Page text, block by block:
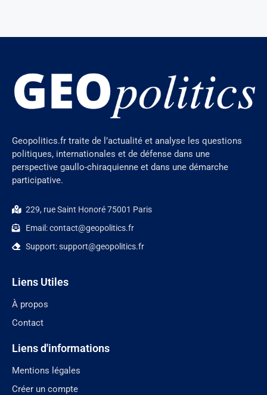
Geopolitics.fr traite de l’actualité et analyse les questions
politiques, internationales et de défense dans une
perspective gaullo-chiraquienne et dans une démarche
participative.
229, rue Saint Honoré 75001 Paris
Email: contact@geopolitics.fr
Support: support@geopolitics.fr
Liens Utiles
À propos
Contact
Liens d'informations
Mentions légales
Créer un compte